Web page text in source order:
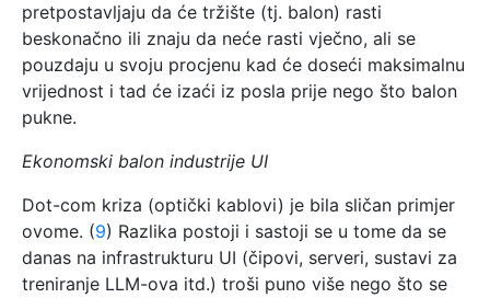
pretpostavljaju da će tržište (tj. balon) rasti
beskonačno ili znaju da neće rasti vječno, ali se
pouzdaju u svoju procjenu kad će doseći maksimalnu
vrijednost i tad će izaći iz posla prije nego što balon
pukne.
Ekonomski balon industrije UI
Dot-com kriza (optički kablovi) je bila sličan primjer
ovome. (9) Razlika postoji i sastoji se u tome da se
danas na infrastrukturu UI (čipovi, serveri, sustavi za
treniranje LLM-ova itd.) troši puno više nego što se